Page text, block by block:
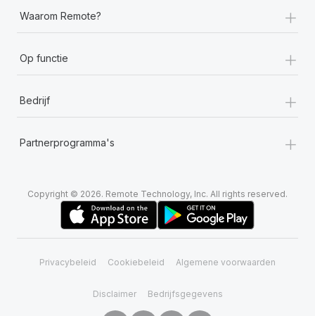
Waarom Remote? +
Op functie +
Bedrijf +
Partnerprogramma's +
Copyright © 2026. Remote Technology, Inc. All rights reserved.
Privacybeleid Cookiebeleid Algemene voorwaarden
Disclaimer Bedrijfsgegevens